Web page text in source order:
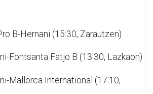
B-Hernani (15:30, Zarautzen)
Fontsanta Fatjo B (13:30, Lazkaon)
Mallorca International (17:10,